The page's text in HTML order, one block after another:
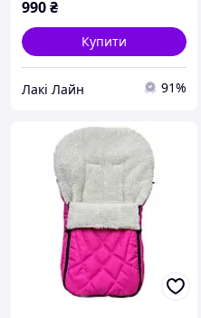
990₴
Купити
Лакі Лайн 91%